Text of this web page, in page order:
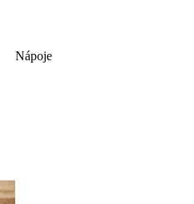
Nápoje